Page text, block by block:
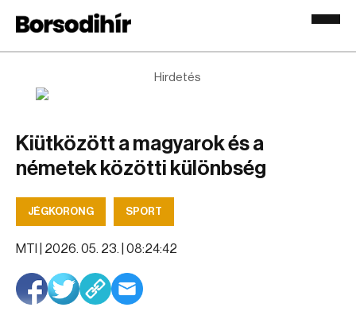
Hirdetés
Kiütközött a magyarok és a
németek közötti különbség
JÉGKORONG SPORT
MTI | 2026. 05. 23. | 08:24:42